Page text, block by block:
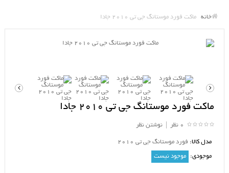
خانه ماکت فورد موستانگ جی تی 2010 جادا
ماکت فورد موستانگ جی تی 2010 جادا
0 نظر نوشتن نظر
مدل کالا: فورد موستانگ جی تی 2010
موجودی: موجود نیست